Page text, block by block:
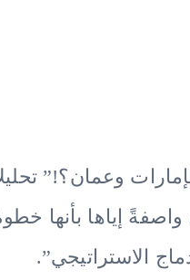
وعمان؟!”
إياها بأنها خطوة
الاستراتيجي”.